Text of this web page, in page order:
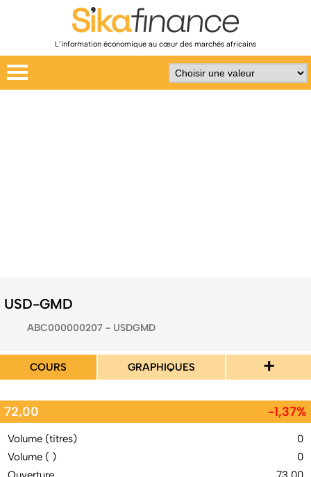
L’information économique au cœur des marchés africains
USD-GMD
ABC000000207 - USDGMD
COURS GRAPHIQUES +
72,00 -1,37%
Volume (titres)
0
Volume ( )
0